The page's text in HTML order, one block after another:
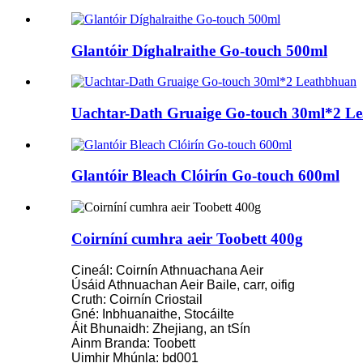
Glantóir Díghalraithe Go-touch 500ml
Uachtar-Dath Gruaige Go-touch 30ml*2
Glantóir Bleach Clóirín Go-touch 600ml
Coirníní cumhra aeir Toobett 400g
Cineál: Coirnín Athnuachana Aeir
Úsáid Athnuachan Aeir Baile, carr, oifig
Cruth: Coirnín Criostail
Gné: Inbhuanaithe, Stocáilte
Áit Bhunaidh: Zhejiang, an tSín
Ainm Branda: Toobett
Uimhir Mhúnla: bd001